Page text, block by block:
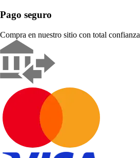
Pago seguro
Compra en nuestro sitio con total confianza